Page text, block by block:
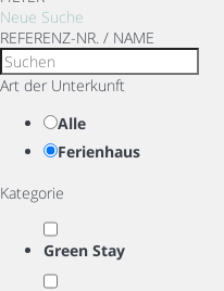
Neue Suche
REFERENZ-NR. / NAME
Art der Unterkunft
Alle
Ferienhaus
Kategorie
Green Stay